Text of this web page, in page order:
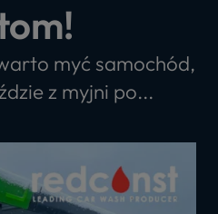
myć samochód,
z myjni po...